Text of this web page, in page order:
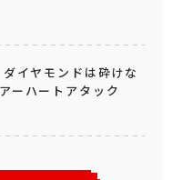
イヤモンドは砕けな
ハートアタック